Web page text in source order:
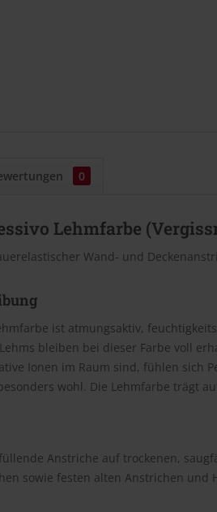
0
Lehmfarbe
Wand- und
ist atmungsaktiv,
bleiben bei dieser Farbe voll
Ionen im Raum sind, fühlen sich
wohl. Die Lehmfarbe trägt
Anstriche auf trockenen,
sowie festen alten Anstrichen und